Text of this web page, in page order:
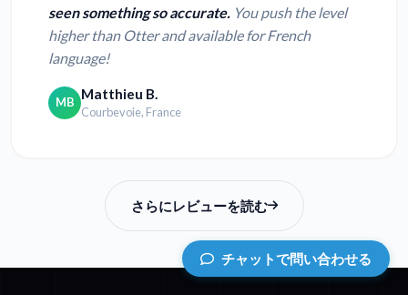
seen something so accurate. You push the level
higher than Otter and available for French
language!
MB Matthieu B.
Courbevoie, France
さらにレビューを読む
チャットで問い合わせる